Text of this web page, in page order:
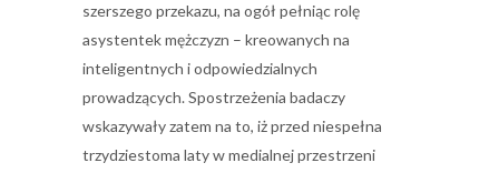
szerszego przekazu, na ogół pełniąc rolę
asystentek mężczyzn – kreowanych na
inteligentnych i odpowiedzialnych
prowadzących. Spostrzeżenia badaczy
wskazywały zatem na to, iż przed niespełna
trzydziestoma laty w medialnej przestrzeni